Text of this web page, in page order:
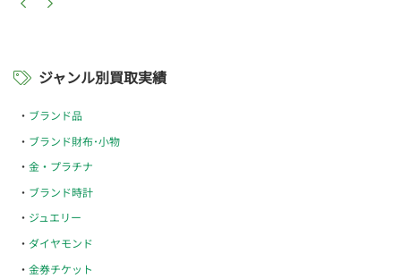
ジャンル別買取実績
ブランド品
ブランド財布･小物
金・プラチナ
ブランド時計
ジュエリー
ダイヤモンド
金券チケット